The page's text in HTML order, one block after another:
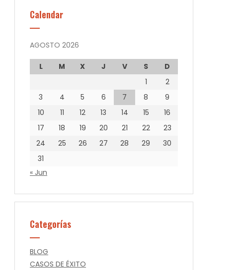
Calendar
AGOSTO 2026
L M X J V S
D
1
2
3
4 5 6 7 8
9
10
11 12 13 14 15
16
17
18 19 20 21 22
23
24
25 26 27 28 29
30
31
« Jun
Categorías
BLOG
CASOS DE ÉXITO